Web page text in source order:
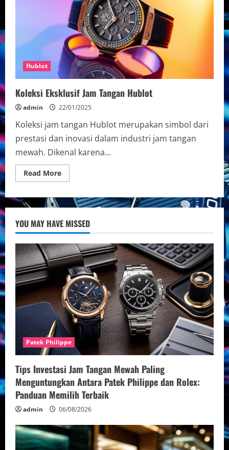
Hublot
Koleksi Eksklusif Jam Tangan Hublot
admin 22/01/2025
Koleksi jam tangan Hublot merupakan simbol dari
prestasi dan inovasi dalam industri jam tangan
mewah. Dikenal karena...
Read MoreRead
more
Eksklusif
Jam
Hublot
YOU MAY HAVE MISSED
Patek Philippe
Tips Investasi Jam Tangan Mewah Paling
Menguntungkan Antara Patek Philippe dan Rolex:
Panduan Memilih Terbaik
admin 06/08/2026